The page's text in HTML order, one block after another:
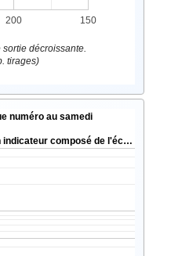
200 150
décroissante.
tirages)
numéro au samedi
indicateur composé de l'éc…